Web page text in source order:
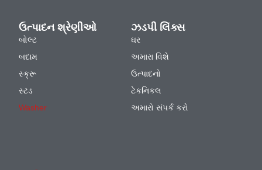
ઉત્પાદન શ્રેણીઓ
બોલ્ટ
બદામ
સ્ક્રૂ
સ્ટડ
Washer
ઝડપી લિંક્સ
ઘર
અમારા વિશે
ઉત્પાદનો
ટેકનિકલ
અમારો સંપર્ક કરો